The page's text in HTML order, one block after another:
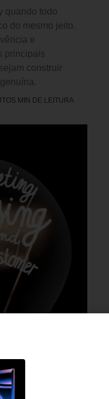
quando todo
do mesmo jeito.
e
principais
construir
MIN DE LEITURA
22 DE JULHO DE 2026 14H00